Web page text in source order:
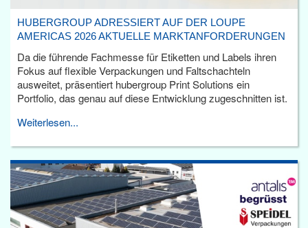
HUBERGROUP ADRESSIERT AUF DER LOUPE
AMERICAS 2026 AKTUELLE MARKTANFORDERUNGEN
Da die führende Fachmesse für Etiketten und Labels ihren
Fokus auf flexible Verpackungen und Faltschachteln
ausweitet, präsentiert hubergroup Print Solutions ein
Portfolio, das genau auf diese Entwicklung zugeschnitten ist.
Weiterlesen...